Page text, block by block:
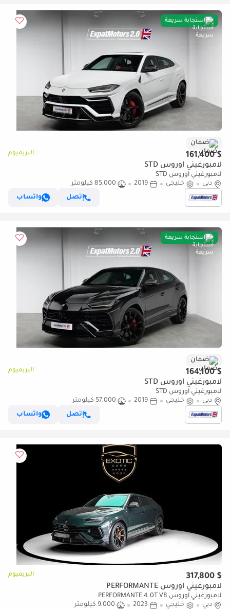
استجابة سريعة
ضمان
$ 161,400 البريميوم
لامبورغيني اوروس STD
لامبورغيني اوروس STD
دبي
خليجي 2019
85,000 كيلومتر
إتصل
واتساب
استجابة سريعة
ضمان
$ 164,100 البريميوم
لامبورغيني اوروس STD
لامبورغيني اوروس STD
دبي
خليجي 2019
57,000 كيلومتر
إتصل
واتساب
$ 317,800 البريميوم
لامبورغيني اوروس PERFORMANTE
لامبورغيني اوروس PERFORMANTE 4.0T V8
دبي
خليجي 2023
9,000 كيلومتر